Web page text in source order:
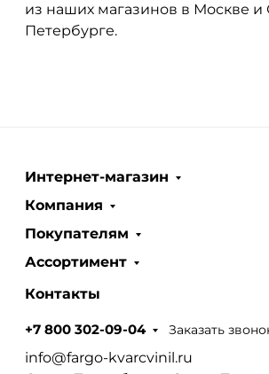
из наших магазинов в Москве и
Петербурге.
Интернет-магазин
Компания
Покупателям
Ассортимент
Контакты
+7 800 302-09-04 Заказать
info@fargo-kvarcvinil.ru